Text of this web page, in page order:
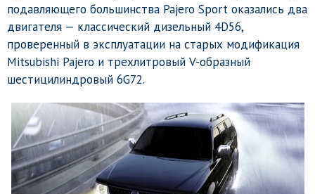
подавляющего большинства Pajero Sport оказались два
двигателя — классический дизельный 4D56,
проверенный в эксплуатации на старых модификация
Mitsubishi Pajero и трехлитровый V-образный
шестицилиндровый 6G72.